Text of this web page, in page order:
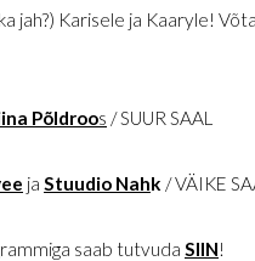
jah?) Karisele ja Kaaryle!
Põldroos / SUUR SAAL
ja Stuudio Nahk / VÄIKE
saab tutvuda SIIN!